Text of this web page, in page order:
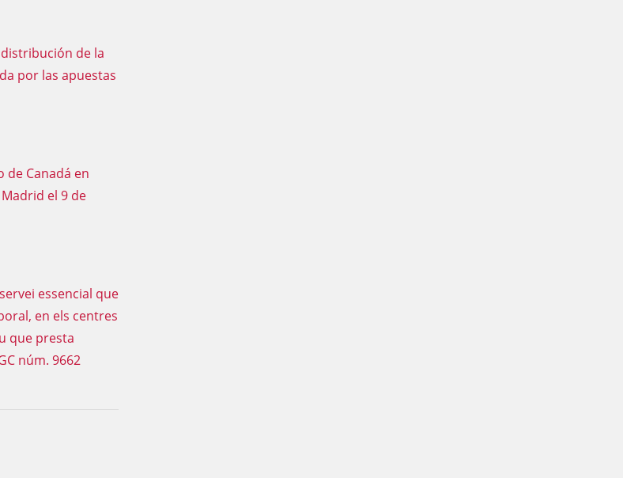
de la
por las apuestas
de Canadá en
el 9 de
essencial que
en els centres
que presta
núm. 9662